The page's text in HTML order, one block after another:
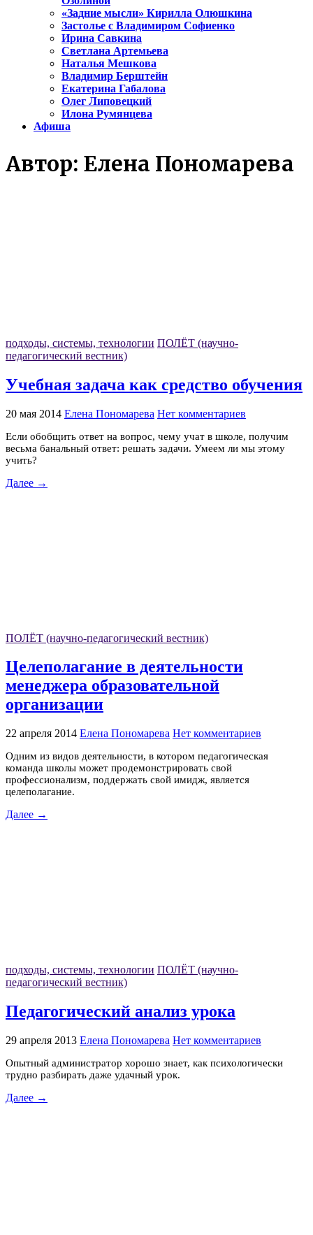
«Задние мысли» Кирилла Олюшкина
Застолье с Владимиром Софиенко
Ирина Савкина
Светлана Артемьева
Наталья Мешкова
Владимир Берштейн
Екатерина Габалова
Олег Липовецкий
Илона Румянцева
Афиша
Автор: Елена Пономарева
подходы, системы, технологии ПОЛЁТ (научно-
педагогический вестник)
Учебная задача как средство обучения
20 мая 2014 Елена Пономарева Нет комментариев
Если обобщить ответ на вопрос, чему учат в школе, получим
весьма банальный ответ: решать задачи. Умеем ли мы этому
учить?
Далее →
ПОЛЁТ (научно-педагогический вестник)
Целеполагание в деятельности
менеджера образовательной
организации
22 апреля 2014 Елена Пономарева Нет комментариев
Одним из видов деятельности, в котором педагогическая
команда школы может продемонстрировать свой
профессионализм, поддержать свой имидж, является
целеполагание.
Далее →
подходы, системы, технологии ПОЛЁТ (научно-
педагогический вестник)
Педагогический анализ урока
29 апреля 2013 Елена Пономарева Нет комментариев
Опытный администратор хорошо знает, как психологически
трудно разбирать даже удачный урок.
Далее →